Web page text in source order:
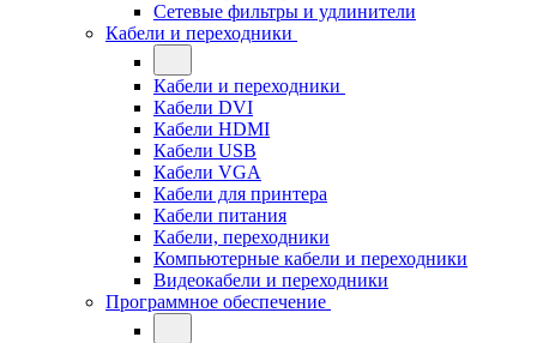
Сетевые фильтры и удлинители
Кабели и переходники
Кабели и переходники
Кабели DVI
Кабели HDMI
Кабели USB
Кабели VGA
Кабели для принтера
Кабели питания
Кабели, переходники
Компьютерные кабели и переходники
Видеокабели и переходники
Программное обеспечение